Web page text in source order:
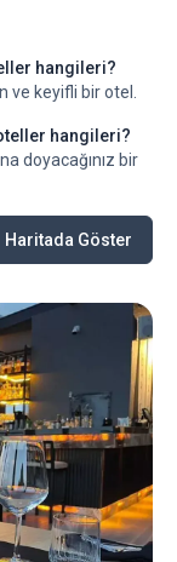
hangileri?
ve keyifli bir otel.
hangileri?
doyacağınız bir
Haritada Göster